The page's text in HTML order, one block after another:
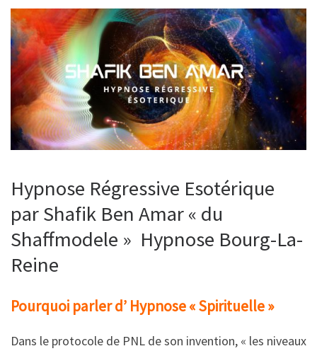
Hypnose Régressive Esotérique
par Shafik Ben Amar « du
Shaffmodele » Hypnose Bourg-La-
Reine
Pourquoi parler d’ Hypnose « Spirituelle »
Dans le protocole de PNL de son invention, « les niveaux